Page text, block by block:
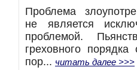
Проблема
не является
проблемой.
греховного
пор... читать далее >>>